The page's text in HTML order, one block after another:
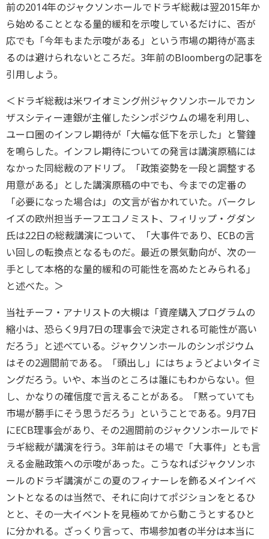
前の2014年のジャクソンホールでドラギ総裁は翌2015年か
ら始めることとなる量的緩和を示唆しているだけに、否が
応でも「今年もまた示唆がある」という市場の期待が高ま
るのは避けられないところだ。3年前のBloombergの記事を
引用しよう。
＜ドラギ総裁は米ワイオミング州ジャクソンホールでカン
ザスシティー連銀が主催したシンポジウムの場を利用し、
ユーロ圏のインフレ期待が「大幅な低下を示した」と警鐘
を鳴らした。インフレ期待についての発言は講演原稿には
なかった同総裁のアドリブ。「政策姿勢を一段と調整する
用意がある」とした講演原稿の中でも、今までの定番の
「必要になった場合は」の文言が省かれていた。バークレ
イズの欧州担当チーフエコノミスト、フィリップ・グダン
氏は22日の総裁講演について、「大事件であり、ECBの言
い回しの転換点となるものだ。最近の景気動向が、次の一
手として本格的な量的緩和の可能性を高めたとみられる」
と述べた。＞
当社チーフ・アナリストの大槻は「資産購入プログラムの
縮小は、恐らく9月7日の理事会で決定される可能性が高い
だろう」と述べている。ジャクソンホールのシンポジウム
はその2週間前である。「頭出し」にはちょうどよいタイミ
ングだろう。いや、本当のところは誰にもわからない。但
し、かなりの確信度で言えることがある。「黙っていても
市場が勝手にそう思うだろう」ということである。9月7日
にECB理事会があり、その2週間前のジャクソンホールでド
ラギ総裁が講演を行う。3年前はその場で「大事件」とも言
える金融政策への示唆があった。こうなればジャクソンホ
ールのドラギ講演がこの夏のフィナーレを飾るメインイベ
ントとなるのは当然で、それに向けてポジションをとるひ
とと、その一大イベントを見極めてから動こうとするひと
に分かれる。ざっくり言って、市場参加者の半分は本当に